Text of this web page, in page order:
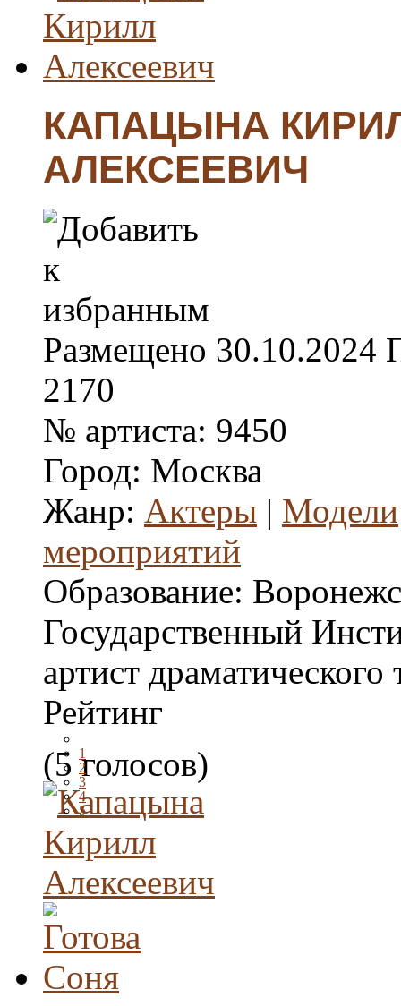
КАПАЦЫНА
АЛЕКСЕЕВИЧ
Размещено 30.10.2024
2170
№ артиста: 9450
Город: Москва
Жанр: Актеры | Модели
мероприятий
Образование:
Государственный
артист драматического
Рейтинг
1
2
3
4
5
(5 голосов)